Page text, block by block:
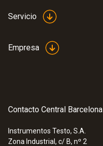
Servicio
Empresa
Contacto Central Barcelona
Instrumentos Testo, S.A.
Zona Industrial, c/ B, nº 2